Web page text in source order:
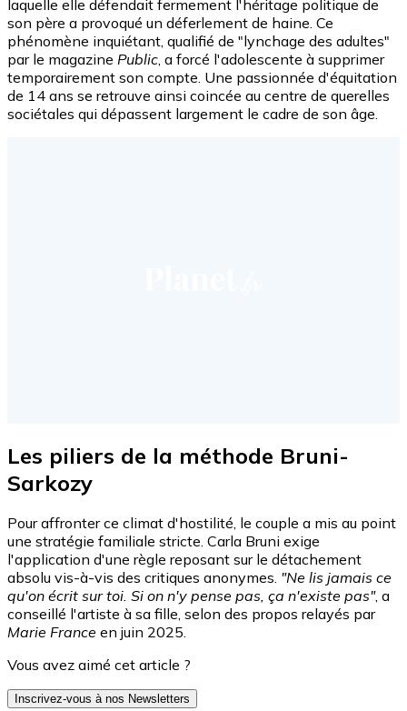
laquelle elle défendait fermement l'héritage politique de
son père a provoqué un déferlement de haine. Ce
phénomène inquiétant, qualifié de "lynchage des adultes"
par le magazine Public , a forcé l'adolescente à supprimer
temporairement son compte. Une passionnée d'équitation
de 14 ans se retrouve ainsi coincée au centre de querelles
sociétales qui dépassent largement le cadre de son âge.
Les piliers de la méthode Bruni-
Sarkozy
Pour affronter ce climat d'hostilité, le couple a mis au point
une stratégie familiale stricte. Carla Bruni exige
l'application d'une règle reposant sur le détachement
absolu vis-à-vis des critiques anonymes. "Ne lis jamais ce
qu'on écrit sur toi. Si on n'y pense pas, ça n'existe pas", a
conseillé l'artiste à sa fille, selon des propos relayés par
Marie France en juin 2025.
Vous avez aimé cet article ?
Inscrivez-vous à nos Newsletters